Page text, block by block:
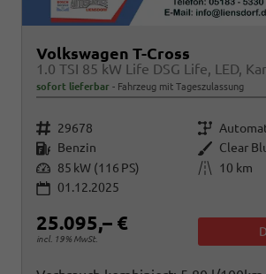
Volkswagen T-Cross
sofort lieferbar Fahrzeug mit Tageszulassung
Fahrzeugnr. 29678 Getriebe
Kraftstoff Benzin Außenfarbe Clear
Leistung 85 kW (116 PS) Kilometerstand
10 km
01.12.2025
25.095,– €
incl. 19% MwSt.